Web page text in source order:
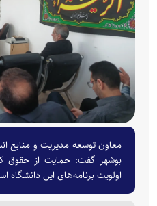
معاون توسعه مدیریت و منابع
بوشهر گفت: حمایت از حقوق
اولویت برنامه‌های این دانشگاه